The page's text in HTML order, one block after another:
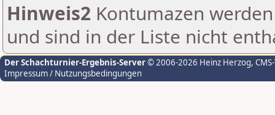
Hinweis2 Kontumazen
und sind in der Liste nicht
Der Schachturnier-Ergebnis-Server© 2006-2026 Heinz Herzog,
Impressum / Nutzungsbedingungen